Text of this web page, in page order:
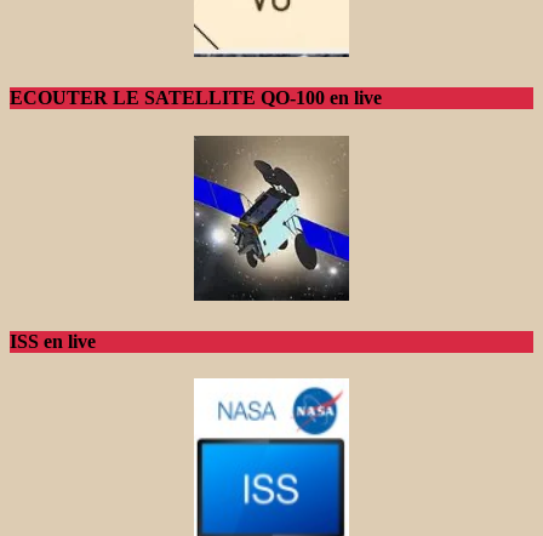
ECOUTER LE SATELLITE QO-100 en live
ISS en live